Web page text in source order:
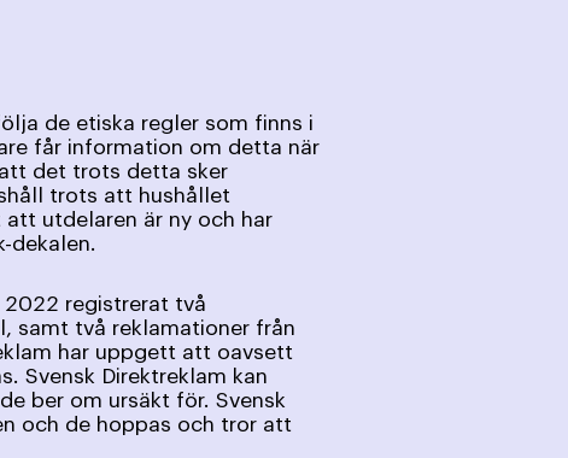
de etiska regler som finns i
får information om detta när
det trots detta sker
trots att hushållet
utdelaren är ny och har
dekalen.
2022 registrerat två
samt två reklamationer från
har uppgett att oavsett
Svensk Direktreklam kan
ber om ursäkt för. Svensk
och de hoppas och tror att